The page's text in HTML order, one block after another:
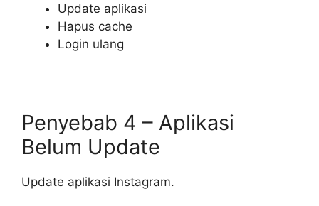
Update aplikasi
Hapus cache
Login ulang
Penyebab 4 – Aplikasi
Belum Update
Update aplikasi Instagram.